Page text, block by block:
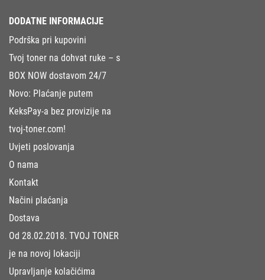
DODATNE INFORMACIJE
Podrška pri kupovini
Tvoj toner na dohvat ruke – s
BOX NOW dostavom 24/7
Novo: Plaćanje putem
KeksPay-a bez provizije na
tvoj-toner.com!
Uvjeti poslovanja
O nama
Kontakt
Načini plaćanja
Dostava
Od 28.02.2018. TVOJ TONER
je na novoj lokaciji
Upravljanje kolačićima